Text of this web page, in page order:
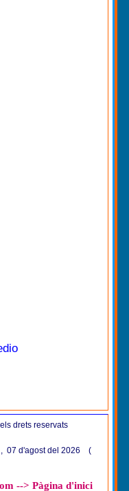
drets reservats
, 07 d'agost del 2026 (
--> Pàgina d'inici